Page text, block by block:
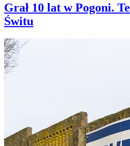
Grał 10 lat w Pogoni.
Świtu